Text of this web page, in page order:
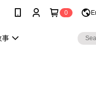
0
事